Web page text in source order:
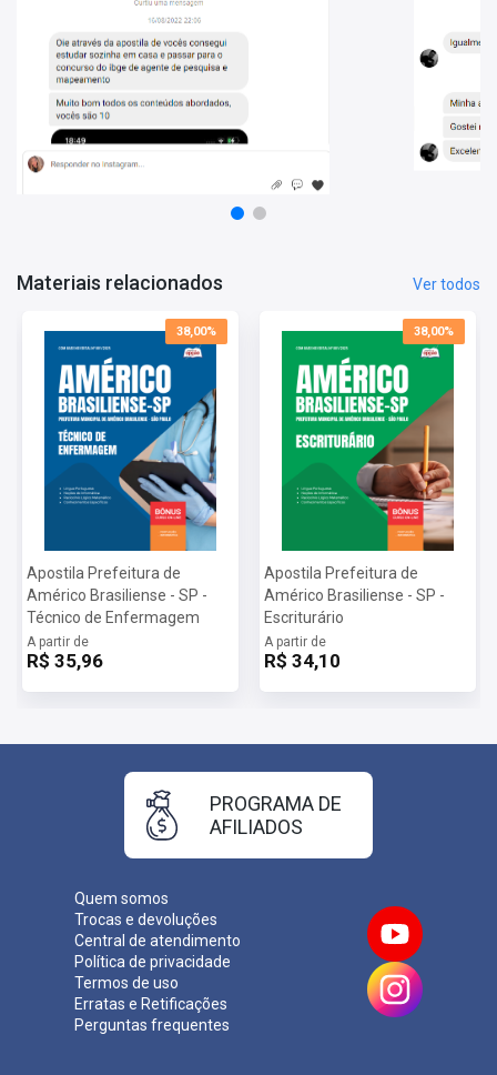
Matérias da Apostila:
Noções de Informática
Raciocínio Lógico Matemático
Conhecimentos Específicos
Informações Sobre o Concurso Prefeitura Municipal de
Américo Brasiliense - SP - 2025:
Vagas: 3 Vagas
Prova: 30/11/2025
Materiais relacionados Ver todos
38,00%
Apostila Prefeitura de
Américo Brasiliense - SP -
Técnico de Enfermagem
A partir de
R$ 35,96
38,00%
Apostila Prefeitura de
Américo Brasiliense - SP -
Escriturário
A partir de
R$ 34,10
Quem somos
Trocas e devoluções
Central de atendimento
Política de privacidade
Termos de uso
Erratas e Retificações
Perguntas frequentes
PROGRAMA DE
AFILIADOS